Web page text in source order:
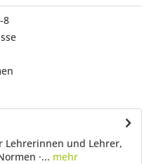
8
Lehrerinnen und Lehrer,
·... mehr